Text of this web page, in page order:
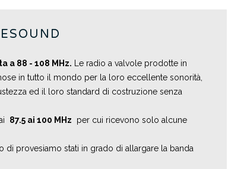
a 88 - 108 MHz. Le radio a valvole prodotte in
in tutto il mondo per la loro eccellente sonorità,
ed il loro standard di costruzione senza
87.5 ai 100 MHz per cui ricevono solo alcune
di provesiamo stati in grado di allargare la banda